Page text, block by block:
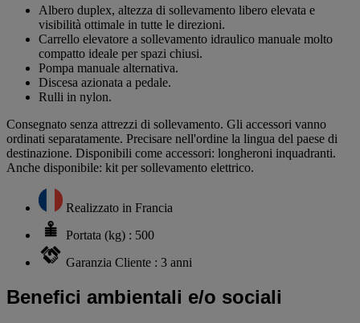
Albero duplex, altezza di sollevamento libero elevata e
visibilità ottimale in tutte le direzioni.
Carrello elevatore a sollevamento idraulico manuale molto
compatto ideale per spazi chiusi.
Pompa manuale alternativa.
Discesa azionata a pedale.
Rulli in nylon.
Consegnato senza attrezzi di sollevamento. Gli accessori vanno
ordinati separatamente. Precisare nell'ordine la lingua del paese di
destinazione. Disponibili come accessori: longheroni inquadranti.
Anche disponibile: kit per sollevamento elettrico.
Realizzato in Francia
Portata (kg) : 500
Garanzia Cliente : 3 anni
Benefici ambientali e/o sociali